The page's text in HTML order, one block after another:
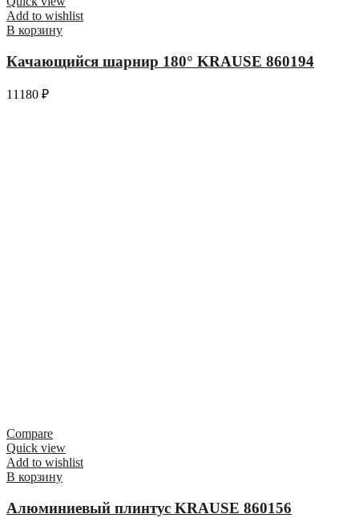
Add to wishlist
В корзину
Качающийся шарнир 180° KRAUSE 860194
11180 ₽
Compare
Quick view
Add to wishlist
В корзину
Алюминиевый плинтус KRAUSE 860156